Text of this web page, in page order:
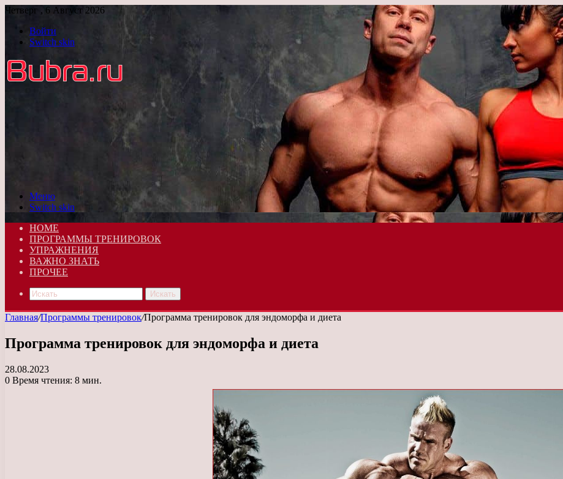
Четверг , 6 Август 2026
Войти
Switch skin
Меню
Switch skin
HOME
ПРОГРАММЫ ТРЕНИРОВОК
УПРАЖНЕНИЯ
ВАЖНО ЗНАТЬ
ПРОЧЕЕ
Искать
Главная/Программы тренировок/Программа тренировок для эндоморфа и диета
Программа тренировок для эндоморфа и диета
28.08.2023
0 Время чтения: 8 мин.